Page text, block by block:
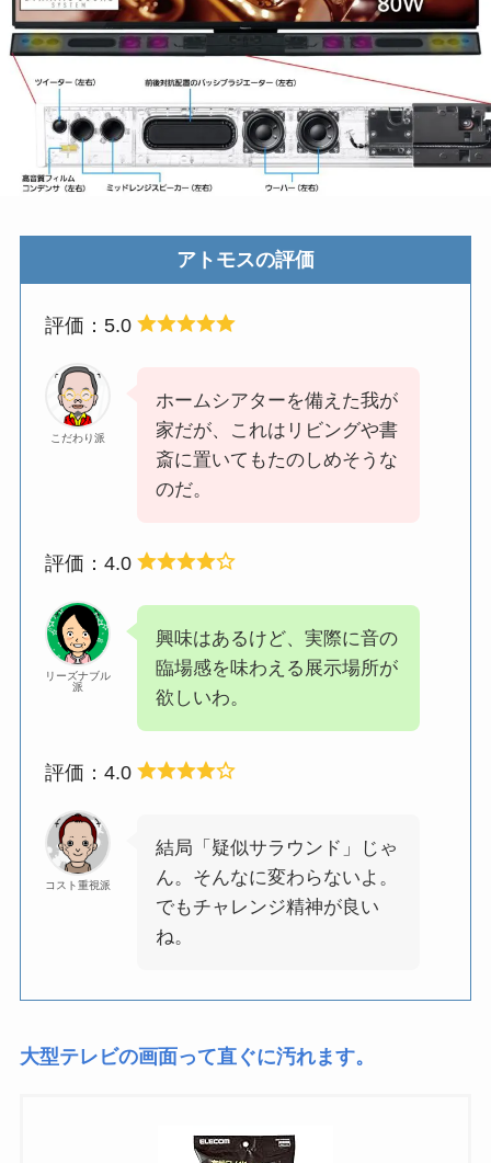
アトモスの評価
評価：5.0
こだわり派
ホームシアターを備えた我が
家だが、これはリビングや書
斎に置いてもたのしめそうな
のだ。
評価：4.0
リーズナブル
派
興味はあるけど、実際に音の
臨場感を味わえる展示場所が
欲しいわ。
評価：4.0
コスト重視派
結局「疑似サラウンド」じゃ
ん。そんなに変わらないよ。
でもチャレンジ精神が良い
ね。
大型テレビの画面って直ぐに汚れます。